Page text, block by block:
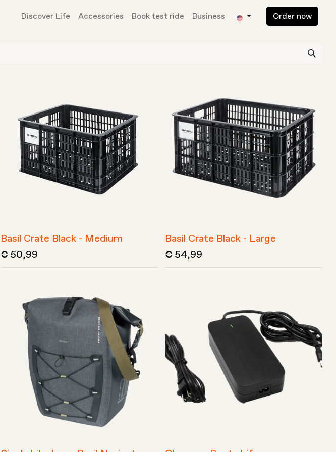
Discover Life Accessories Book test ride Business Order now
Basil Crate Black - Medium
€ 50,99
Basil Crate Black - Large
€ 54,99